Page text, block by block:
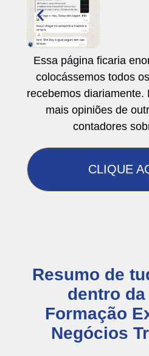
Essa página ficaria
colocássemos todos
recebemos diariamente.
mais opiniões de
contadores
CLIQUE
Resumo de
dentro da
Formação
Negócios